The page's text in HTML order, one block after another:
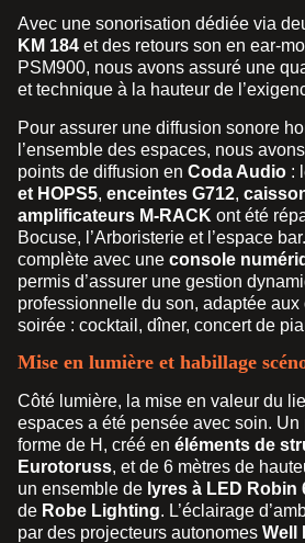
Avec une sonorisation dédiée via
KM 184 et des retours son en ear-
PSM900, nous avons assuré une
et technique à la hauteur de
Pour assurer une diffusion sonore
l’ensemble des espaces, nous
points de diffusion en Coda Audio :
et HOPS5, enceintes G712,
amplificateurs M-RACK ont été
Bocuse, l’Arboristerie et l’espace
complète avec une console
permis d’assurer une gestion
professionnelle du son, adaptée aux
soirée : cocktail, dîner, concert de
Mise en lumière et habillage
Côté lumière, la mise en valeur du
espaces a été pensée avec soin. Un
forme de H, créé en éléments de
Eurotoruss, et de 6 mètres de
un ensemble de lyres à LED Robin
de Robe Lighting. L’éclairage
par des projecteurs autonomes Well